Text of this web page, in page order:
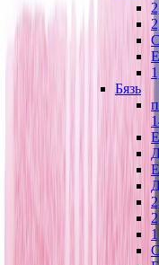
Бязь